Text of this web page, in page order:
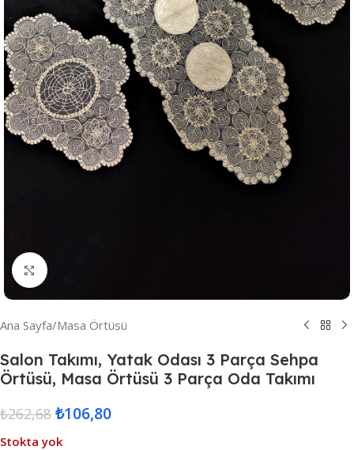
Resmi Büyüt
Ana Sayfa/Masa Örtüsü
Salon Takımı, Yatak Odası 3 Parça Sehpa
Örtüsü, Masa Örtüsü 3 Parça Oda Takımı
₺262,68 ₺106,80
Stokta yok